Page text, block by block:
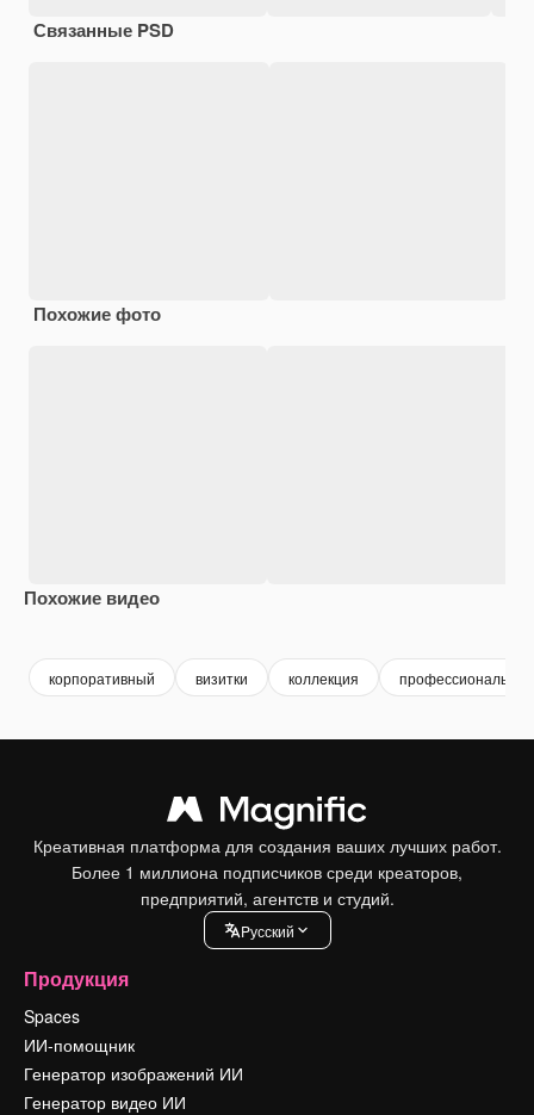
Связанные PSD
Похожие фото
Похожие видео
корпоративный визитки коллекция профессиональный
Креативная платформа для создания ваших лучших работ.
Более 1 миллиона подписчиков среди креаторов,
предприятий, агентств и студий.
Pусский
Продукция
Spaces
ИИ-помощник
Генератор изображений ИИ
Генератор видео ИИ